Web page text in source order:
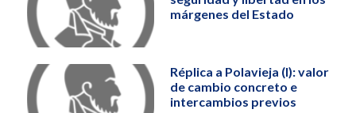
márgenes del Estado
Réplica a Polavieja (I): valor
de cambio concreto e
intercambios previos